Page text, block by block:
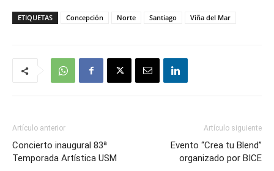
ETIQUETAS Concepción Norte Santiago Viña del Mar
Artículo anterior
Concierto inaugural 83ª
Temporada Artística USM
Artículo siguiente
Evento “Crea tu Blend”
organizado por BICE